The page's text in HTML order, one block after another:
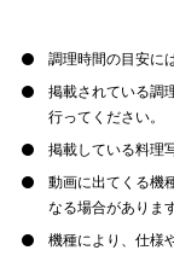
調理時間の目安に
掲載されている調
行ってください。
掲載している料理
動画に出てくる機
なる場合があります
機種により、仕様